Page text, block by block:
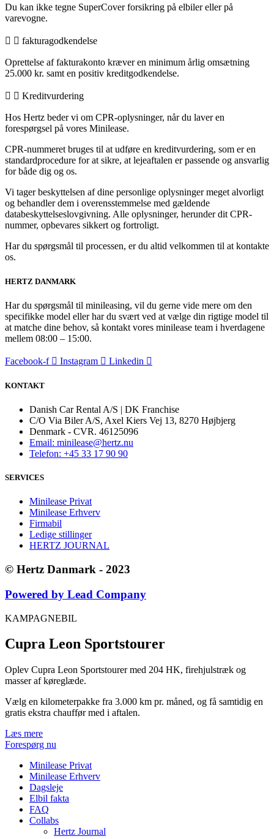
Du kan ikke tegne SuperCover forsikring på elbiler eller på
varevogne.
fakturagodkendelse
Oprettelse af fakturakonto kræver en minimum årlig omsætning
25.000 kr. samt en positiv kreditgodkendelse.
Kreditvurdering
Hos Hertz beder vi om CPR-oplysninger, når du laver en
forespørgsel på vores Minilease.
CPR-nummeret bruges til at udføre en kreditvurdering, som er en
standardprocedure for at sikre, at lejeaftalen er passende og ansvarlig
for både dig og os.
Vi tager beskyttelsen af dine personlige oplysninger meget alvorligt
og behandler dem i overensstemmelse med gældende
databeskyttelseslovgivning. Alle oplysninger, herunder dit CPR-
nummer, opbevares sikkert og fortroligt.
Har du spørgsmål til processen, er du altid velkommen til at kontakte
os.
HERTZ DANMARK
Har du spørgsmål til minileasing, vil du gerne vide mere om den
specifikke model eller har du svært ved at vælge din rigtige model til
at matche dine behov, så kontakt vores minilease team i hverdagene
mellem 08:00 – 15:00.
Facebook-f Instagram Linkedin
KONTAKT
Danish Car Rental A/S | DK Franchise
C/O Via Biler A/S, Axel Kiers Vej 13, 8270 Højbjerg
Denmark - CVR. 46125096
Email: minilease@hertz.nu
Telefon: +45 33 17 90 90
SERVICES
Minilease Privat
Minilease Erhverv
Firmabil
Ledige stillinger
HERTZ JOURNAL
© Hertz Danmark - 2023
Powered by Lead Company
KAMPAGNEBIL
Cupra Leon Sportstourer
Oplev Cupra Leon Sportstourer med 204 HK, firehjulstræk og
masser af køreglæde.
Vælg en kilometerpakke fra 3.000 km pr. måned, og få samtidig en
gratis ekstra chauffør med i aftalen.
Læs mere
Forespørg nu
Minilease Privat
Minilease Erhverv
Dagsleje
Elbil fakta
FAQ
Collabs
Hertz Journal